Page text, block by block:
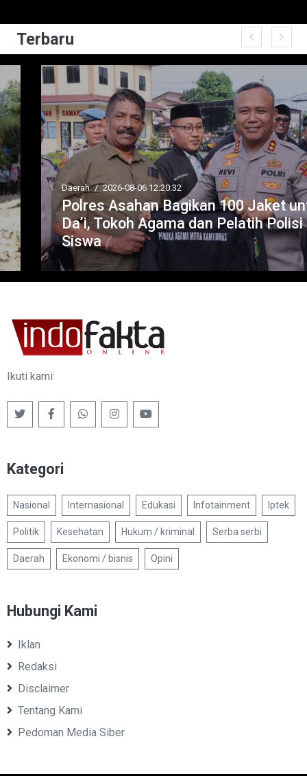
Terbaru
/ 2026-08-06 12:20:32
Polres Asahan Bagikan 100 Jaket untuk
Da’i, Tokoh Agama dan Pelatih Polisi
Siswa
Ikuti kami:
Kategori
Nasional Internasional Edukasi Infotainment Iptek
Politik Kesehatan Hukum / kriminal Serba serbi
Daerah Ekonomi / bisnis Opini
Hubungi Kami
Iklan
Redaksi
Disclaimer
Tentang Kami
Pedoman Media Siber